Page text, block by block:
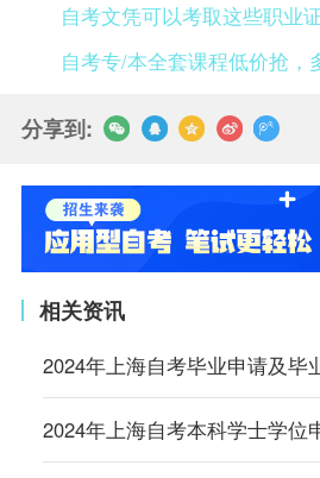
自考文凭可以考取这些职业
自考专/本全套课程低价抢，
分享到:
相关资讯
2024年上海自考毕业申请及毕
2024年上海自考本科学士学位